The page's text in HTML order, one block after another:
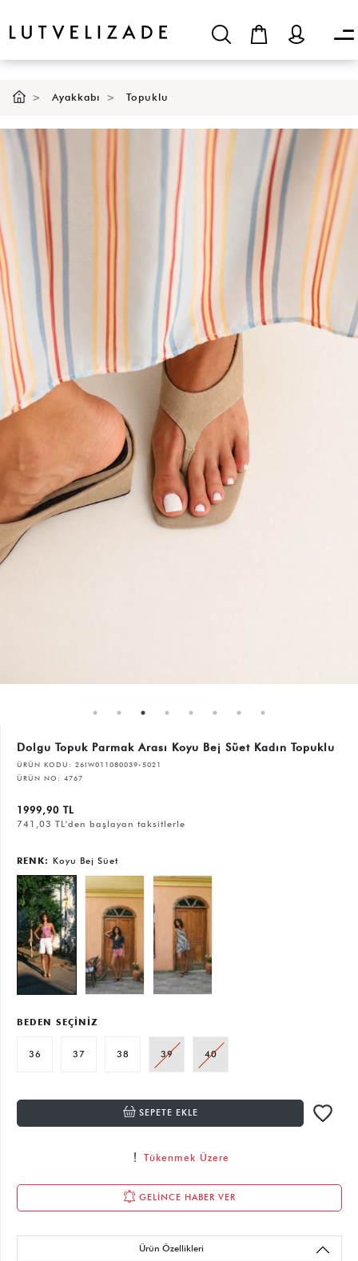
Ayakkabı Topuklu
Dolgu Topuk Parmak Arası Koyu Bej Süet Kadın Topuklu
ÜRÜN KODU: 26IW011080039-5021
ÜRÜN NO: 4767
1999,90 TL
741,03 TL'den başlayan taksitlerle
RENK: Koyu Bej Süet
BEDEN SEÇİNİZ
36 37 38 39 40
SEPETE EKLE
Tükenmek Üzere
GELİNCE HABER VER
Ürün Özellikleri